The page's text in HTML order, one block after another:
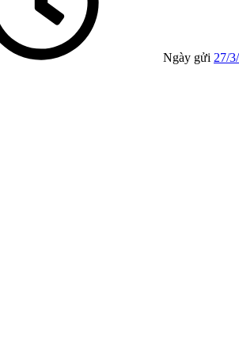
Ngày gửi 27/